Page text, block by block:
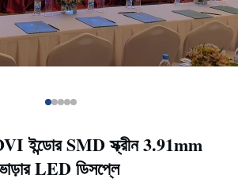
ইন্ডোর SMD স্ক্রীন 3.91mm
ভাড়ার LED ডিসপ্লে